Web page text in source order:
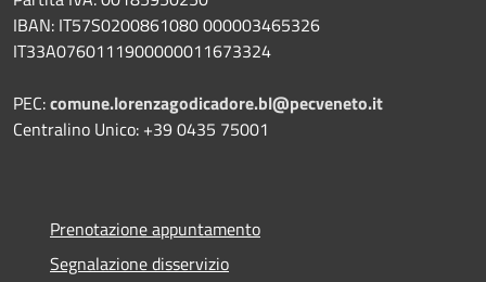
IBAN: IT57S0200861080 000003465326
IT33A0760111900000011673324
PEC:comune.lorenzagodicadore.bl@pecveneto.it
Centralino Unico: +39 0435 75001
Prenotazione appuntamento
Segnalazione disservizio